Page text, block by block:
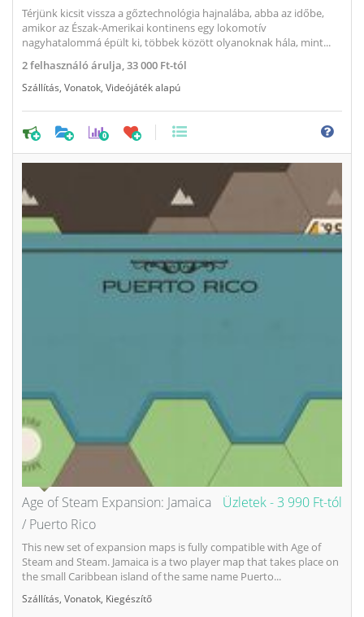
Térjünk kicsit vissza a gőztechnológia hajnalába, abba az időbe,
amikor az Észak-Amerikai kontinens egy lokomotív
nagyhatalommá épült ki, többek között olyanoknak hála, mint...
2felhasználó árulja,33 000 Ft-tól
Szállítás Vonatok Videójáték alapú
0
Üzletek -3 990 Ft-tól
Age of Steam Expansion: Jamaica
/ Puerto Rico
This new set of expansion maps is fully compatible with Age of
Steam and Steam. Jamaica is a two player map that takes place on
the small Caribbean island of the same name Puerto...
Szállítás Vonatok Kiegészítő